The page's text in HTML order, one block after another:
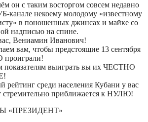
он с таким восторгом совсем недавно
канале некоему молодому «известному
в поношенных джинсах и майке со
надписью на спине.
Вениамин Иванович!
вам, чтобы предстоящие 13 сентября
показателям выиграть вы их ЧЕСТНО
рейтинг среди населения Кубани у вас
стремительно приближается к НУЛЮ!
«ПРЕЗИДЕНТ»